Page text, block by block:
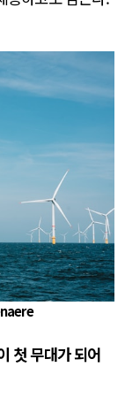
첫무대가 되어